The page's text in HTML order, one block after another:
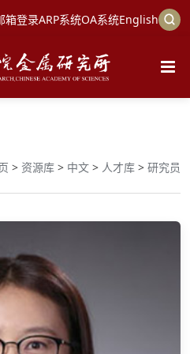
箱登录ARP系统OA系统English
> 资源库 > 中文 > 人才库 > 研究员